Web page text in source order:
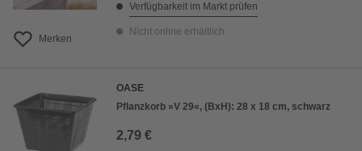
Merken
Verfügbarkeit im Markt prüfen
Nicht online erhältlich
OASE
Pflanzkorb »V 29«, (BxH): 28 x 18 cm, schwarz
2,79 €